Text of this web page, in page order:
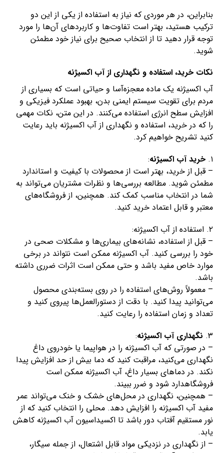
بنابراین، در هر موردی که نیاز به استفاده از یکی از این دو
ترکیب هستید، بهتر است تفاوت‌ها و کاربردهای آن‌ها را مورد
توجه قرار دهید تا از انتخاب صحیح برای نیاز خود مطمئن
شوید.
نکات خرید، استفاده و نگهداری از آب اکسیژنه
آب اکسیژنه یک ماده معجزه‌آسا و حیاتی است که بسیاری از
مردم برای تقویت سیستم ایمنی بدن، بهبود عملکرد فیزیکی و
افزایش سطح انرژی استفاده می‌کنند. در این متن، نکات مهمی
را که در خرید، استفاده و نگهداری از آب اکسیژنه باید رعایت
کنید تشریح خواهیم کرد.
۱. خرید آب اکسیژنه:
– قبل از خرید، بهتر است از محصولات با کیفیت و استاندارد
مطمئن شوید. مطالعه بررسی‌ها و نظرات مشتریان می‌تواند به
شما در انتخاب مناسب کمک کند. همچنین، از فروشگاه‌های
معتبر و قابل اعتماد خرید کنید.
۲. استفاده از آب اکسیژنه:
– قبل از استفاده، نشانه‌های بیماری‌ها و مشکلات صحی در
خود را بررسی کنید. آب اکسیژنه ممکن است نتواند در برخی
موارد خاص مفید باشد و حتی ممکن است اثرات ضرری داشته
باشد.
– معمولاً روش‌های استفاده را در روی بسته‌بندی محصول
می‌توانید پیدا کنید. با دقت از دستورالعمل‌ها پیروی کنید و
تعداد و زمان استفاده را رعایت کنید.
۳. نگهداری آب اکسیژنه:
– در صورتی که آب اکسیژنه را در هواپیما یا خودروی داغ
نگهداری می‌کنید، مراقبت کنید که دما بیش از حد افزایش پیدا
نکند. در دماهای بسیار داغ، آب اکسیژنه ممکن است
فروشگاهدارد شود و ضرر ببیند.
– همچنین، نگهداری در محل‌های خشک و خنک می‌تواند عمر
مفید آب اکسیژنه را افزایش دهد. محلی را انتخاب کنید که از
نور مستقیم آفتاب دور باشد تا اکسیداسیون آب اکسیژنه کاهش
یابد.
– از نگهداری در نزدیکی مواد قابل اشتعال، از جمله سیگار،